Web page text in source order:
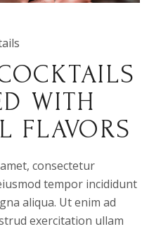
WITH
FLAVORS
consectetur
tempor incididunt
aliqua. Ut enim ad
exercitation ullam